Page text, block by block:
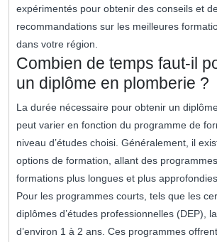
expérimentés pour obtenir des conseils et
recommandations sur les meilleures
dans votre région.
Combien de temps faut-il
un diplôme en plomberie ?
La durée nécessaire pour obtenir un
peut varier en fonction du programme de
niveau d’études choisi. Généralement, il
options de formation, allant des
formations plus longues et plus approfondies.
Pour les programmes courts, tels que les
diplômes d’études professionnelles (DEP),
d’environ 1 à 2 ans. Ces programmes